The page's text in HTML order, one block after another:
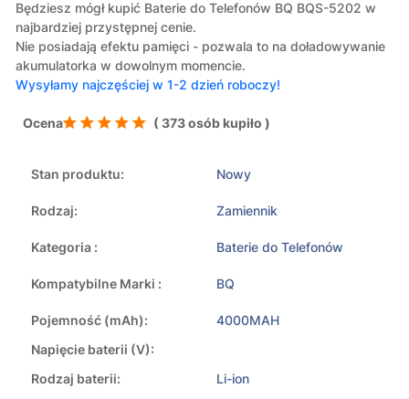
Będziesz mógł kupić Baterie do Telefonów BQ BQS-5202 w
najbardziej przystępnej cenie.
Nie posiadają efektu pamięci - pozwala to na doładowywanie
akumulatorka w dowolnym momencie.
Wysyłamy najczęściej w 1-2 dzień roboczy!
Ocena ( 373 osób kupiło )
Stan produktu: Nowy
Rodzaj: Zamiennik
Kategoria : Baterie do Telefonów
Kompatybilne Marki : BQ
Pojemność (mAh):
4000MAH
Napięcie baterii (V):
Rodzaj baterii:
Li-ion